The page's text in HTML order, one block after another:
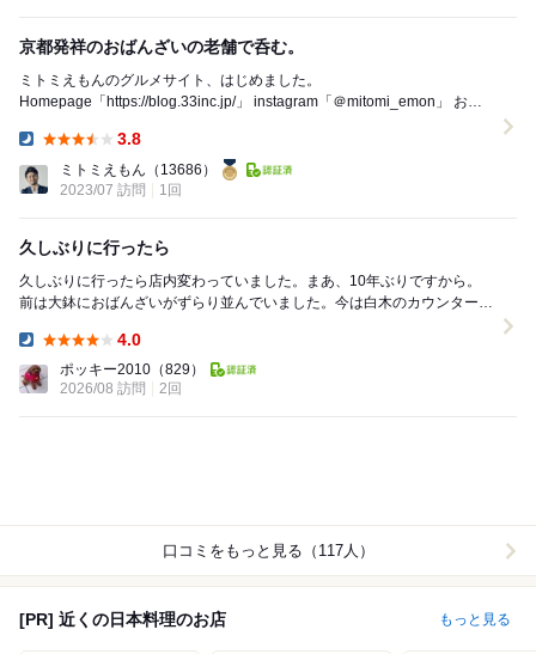
京都発祥のおばんざいの老舗で呑む。
ミトミえもんのグルメサイト、はじめました。
Homepage「https://blog.33inc.jp/」 instagram「＠mitomi_emon」 おば
3.8
ミトミえもん （13686）
2023/07 訪問
1回
久しぶりに行ったら
久しぶりに行ったら店内変わっていました。まあ、10年ぶりですから。
前は大鉢におばんざいがずらり並んでいました。今は白木のカウンターの
4.0
ポッキー2010 （829）
2026/08 訪問
2回
口コミをもっと見る（117人）
[PR] 近くの日本料理のお店 もっと見る